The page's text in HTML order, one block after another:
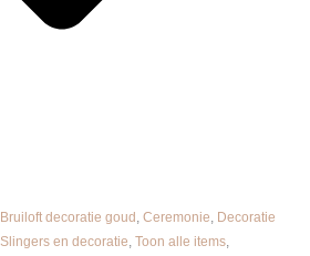
Bruiloft decoratie goud , Ceremonie, Decoratie
Slingers en decoratie, Toon alle items,